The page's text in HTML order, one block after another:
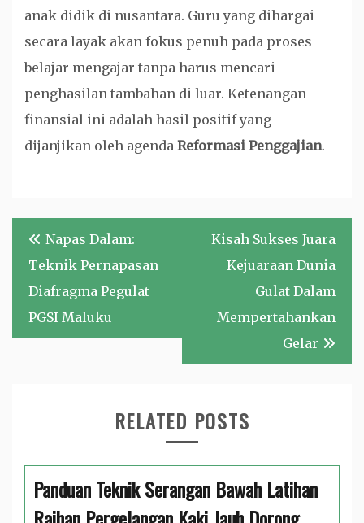
anak didik di nusantara. Guru yang dihargai
secara layak akan fokus penuh pada proses
belajar mengajar tanpa harus mencari
penghasilan tambahan di luar. Ketenangan
finansial ini adalah hasil positif yang
dijanjikan oleh agenda Reformasi Penggajian.
Navigasi
pos
Napas Dalam:
Teknik Pernapasan
Diafragma Pegulat
PGSI Maluku
Kisah Sukses Juara
Kejuaraan Dunia
Gulat Dalam
Mempertahankan
Gelar
RELATED POSTS
Panduan Teknik Serangan Bawah Latihan